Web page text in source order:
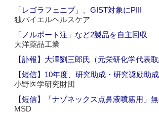
「レゴラフェニブ」、GIST対象にPIII
独バイエルヘルスケア
「ノルポート注」など2製品を自主回収
大洋薬品工業
【訃報】大澤劉三郎氏（元栄研化学代表
【短信】10年度、研究助成・研究奨励助
小野医学研究財団
【短信】「ナゾネックス点鼻液噴霧用」
MSD